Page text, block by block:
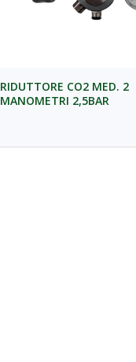
RIDUTTORE CO2 MED. 2
MANOMETRI 2,5BAR